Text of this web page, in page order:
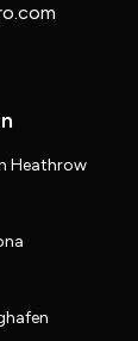
Heathrow